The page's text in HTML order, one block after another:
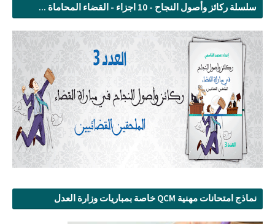
سلسلة ركائز وأصول النجاح - 10 اجزاء - القضاء المحاماة ...
نماذج امتحانات مهنية QCM خاصة بمباريات وزارة العدل